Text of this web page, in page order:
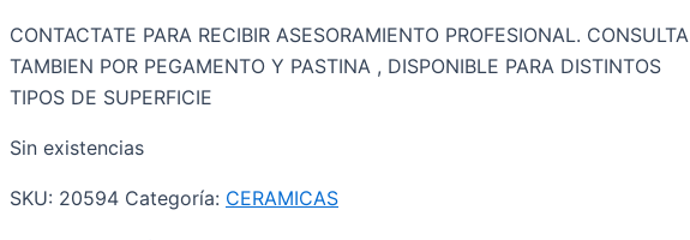
CONTACTATE PARA RECIBIR ASESORAMIENTO PROFESIONAL. CONSULTA
TAMBIEN POR PEGAMENTO Y PASTINA , DISPONIBLE PARA DISTINTOS
TIPOS DE SUPERFICIE
Sin existencias
SKU: 20594 Categoría: CERAMICAS